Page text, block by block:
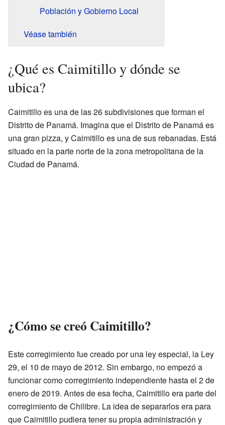
Población y Gobierno Local
Véase también
¿Qué es Caimitillo y dónde se
ubica?
Caimitillo es una de las 26 subdivisiones que forman el
Distrito de Panamá. Imagina que el Distrito de Panamá es
una gran pizza, y Caimitillo es una de sus rebanadas. Está
situado en la parte norte de la zona metropolitana de la
Ciudad de Panamá.
¿Cómo se creó Caimitillo?
Este corregimiento fue creado por una ley especial, la Ley
29, el 10 de mayo de 2012. Sin embargo, no empezó a
funcionar como corregimiento independiente hasta el 2 de
enero de 2019. Antes de esa fecha, Caimitillo era parte del
corregimiento de Chilibre. La idea de separarlos era para
que Caimitillo pudiera tener su propia administración y